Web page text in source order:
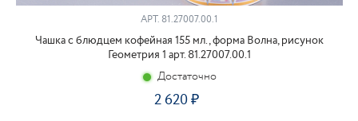
АРТ. 81.27007.00.1
Чашка с блюдцем кофейная 155 мл., форма Волна, рисунок
Геометрия 1 арт. 81.27007.00.1
Достаточно
2 620